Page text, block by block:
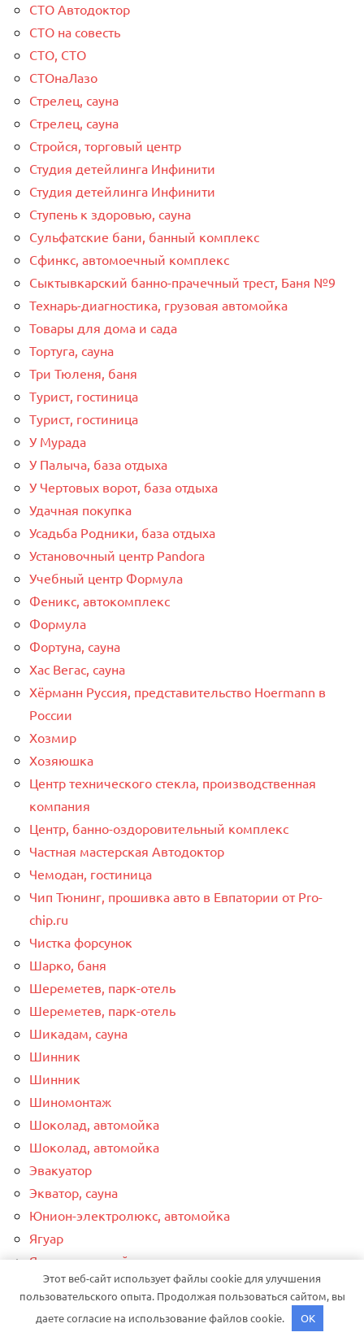
СТО Автодоктор
СТО на совесть
СТО, СТО
СТОнаЛазо
Стрелец, сауна
Стрелец, сауна
Стройся, торговый центр
Студия детейлинга Инфинити
Студия детейлинга Инфинити
Ступень к здоровью, сауна
Сульфатские бани, банный комплекс
Сфинкс, автомоечный комплекс
Сыктывкарский банно-прачечный трест, Баня №9
Технарь-диагностика, грузовая автомойка
Товары для дома и сада
Тортуга, сауна
Три Тюленя, баня
Турист, гостиница
Турист, гостиница
У Мурада
У Палыча, база отдыха
У Чертовых ворот, база отдыха
Удачная покупка
Усадьба Родники, база отдыха
Установочный центр Pandora
Учебный центр Формула
Феникс, автокомплекс
Формула
Фортуна, сауна
Хас Вегас, сауна
Хёрманн Руссия, представительство Hoermann в
России
Хозмир
Хозяюшка
Центр технического стекла, производственная
компания
Центр, банно-оздоровительный комплекс
Частная мастерская Автодоктор
Чемодан, гостиница
Чип Тюнинг, прошивка авто в Евпатории от Pro-
chip.ru
Чистка форсунок
Шарко, баня
Шереметев, парк-отель
Шереметев, парк-отель
Шикадам, сауна
Шинник
Шинник
Шиномонтаж
Шоколад, автомойка
Шоколад, автомойка
Эвакуатор
Экватор, сауна
Юнион-электролюкс, автомойка
Ягуар
Янтарь, автомойка
Яркое, парк-отель
ЧИТАЕМ ПО РУБРИКАМ
Этот веб-сайт использует файлы cookie для улучшения
пользовательского опыта. Продолжая пользоваться сайтом, вы
даете согласие на использование файлов cookie.
OK